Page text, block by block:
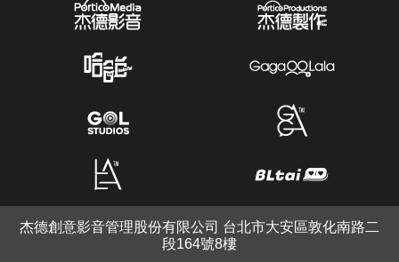
杰德創意影音管理股份有限公司 台北市大安區敦化南路二
段164號8樓